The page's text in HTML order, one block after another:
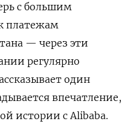
с большим
платежам
— через эти
регулярно
один
впечатление,
истории с Alibaba.